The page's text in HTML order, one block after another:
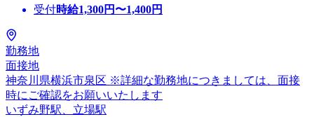
受付時給1,300円〜1,400円
勤務地
面接地
神奈川県横浜市泉区 ※詳細な勤務地につきましては、面接
時にご確認をお願いいたします
いずみ野駅、立場駅